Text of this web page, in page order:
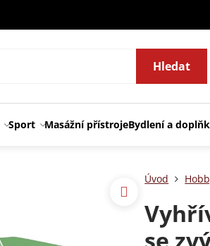
Hledat
Sport Masážní přístrojeBydlení a
Úvod